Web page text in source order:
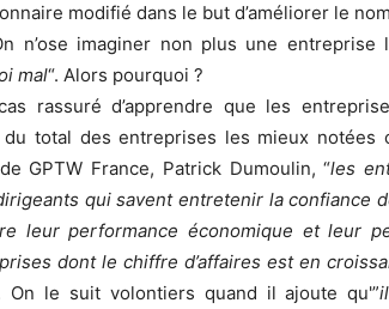
modifié dans le but d’améliorer le
n’ose imaginer non plus une entreprise
mal“. Alors pourquoi ?
rassuré d’apprendre que les
total des entreprises les mieux notées
GPTW France, Patrick Dumoulin, “les
qui savent entretenir la confiance
leur performance économique et leur
dont le chiffre d’affaires est en
On le suit volontiers quand il ajoute qu'”